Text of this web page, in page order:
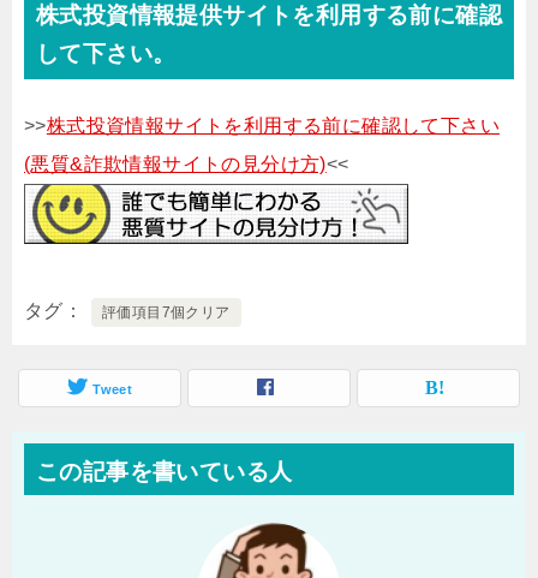
株式投資情報提供サイトを利用する前に確認
して下さい。
>>株式投資情報サイトを利用する前に確認して下さい
(悪質&詐欺情報サイトの見分け方)<<
タグ 評価項目7個クリア
Tweet
この記事を書いている人